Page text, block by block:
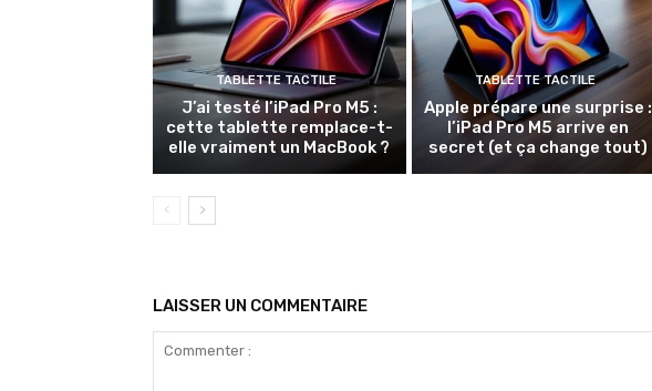
TABLETTE TACTILE
J’ai testé l’iPad Pro M5 :
cette tablette remplace-t-
elle vraiment un MacBook ?
TABLETTE TACTILE
Apple prépare une surprise :
l’iPad Pro M5 arrive en
secret (et ça change tout)
LAISSER UN COMMENTAIRE